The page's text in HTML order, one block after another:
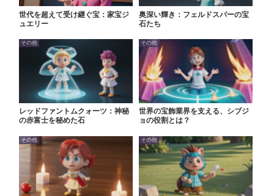
世代を超えて受け継ぐ宝：家宝ジ
ュエリー
奥深い輝き：フェルドスパーの宝
石たち
その他
レッドファントムクォーツ：神秘
の赤富士を秘めた石
その他
世界の宝飾業界を支える、シブジ
ョの役割とは？
その他 その他